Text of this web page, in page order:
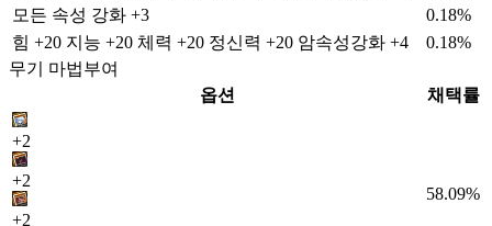
모든 속성 강화 +3
0.18%
힘 +20 지능 +20 체력 +20 정신력 +20 암속성강화 +4
0.18%
무기 마법부여
옵션
채택률
+2
+2
+2
58.09%